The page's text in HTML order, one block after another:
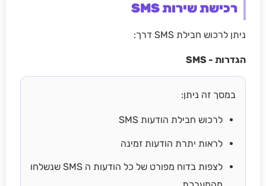
רכישת שירות SMS
ניתן לרכוש חבילת SMS דרך:
הגדרות - SMS
במסך זה ניתן:
לרכוש חבילת הודעות SMS
לראות יתרת הודעות זמינה
לצפות בדוח מפורט של כל הודעות ה SMS שנשלחו